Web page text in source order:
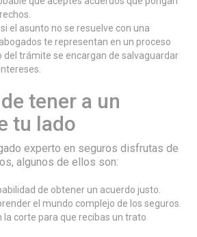
el asunto no se resuelve con una
te representan en un proceso
del trámite se encargan de salvaguardar
tener a un
tu lado
experto en seguros disfrutas de
algunos de ellos son:
de obtener un acuerdo justo.
el mundo complejo de los seguros.
la corte para que recibas un trato